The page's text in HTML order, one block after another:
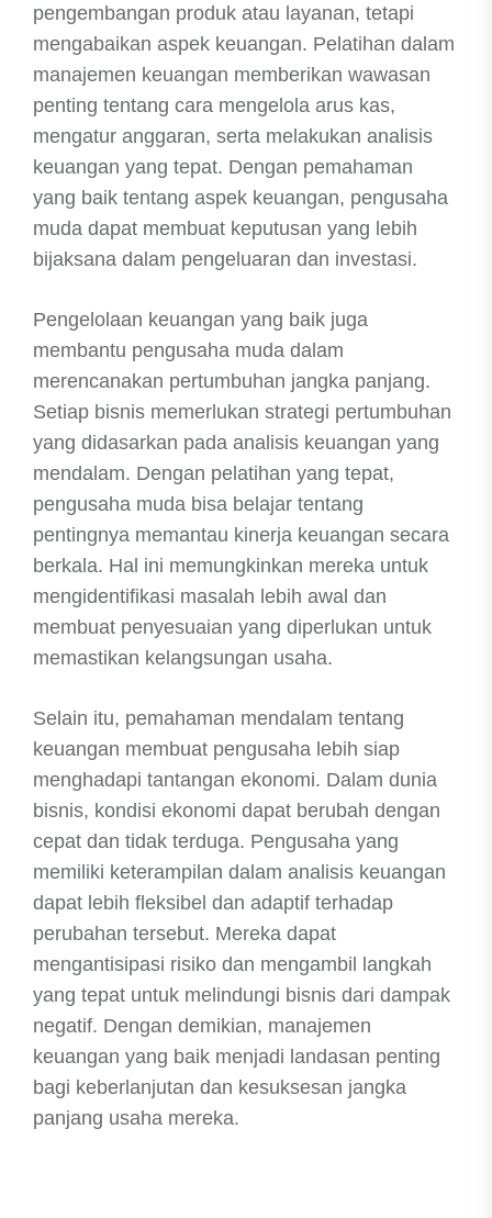
pengembangan produk atau layanan, tetapi
mengabaikan aspek keuangan. Pelatihan dalam
manajemen keuangan memberikan wawasan
penting tentang cara mengelola arus kas,
mengatur anggaran, serta melakukan analisis
keuangan yang tepat. Dengan pemahaman
yang baik tentang aspek keuangan, pengusaha
muda dapat membuat keputusan yang lebih
bijaksana dalam pengeluaran dan investasi.
Pengelolaan keuangan yang baik juga
membantu pengusaha muda dalam
merencanakan pertumbuhan jangka panjang.
Setiap bisnis memerlukan strategi pertumbuhan
yang didasarkan pada analisis keuangan yang
mendalam. Dengan pelatihan yang tepat,
pengusaha muda bisa belajar tentang
pentingnya memantau kinerja keuangan secara
berkala. Hal ini memungkinkan mereka untuk
mengidentifikasi masalah lebih awal dan
membuat penyesuaian yang diperlukan untuk
memastikan kelangsungan usaha.
Selain itu, pemahaman mendalam tentang
keuangan membuat pengusaha lebih siap
menghadapi tantangan ekonomi. Dalam dunia
bisnis, kondisi ekonomi dapat berubah dengan
cepat dan tidak terduga. Pengusaha yang
memiliki keterampilan dalam analisis keuangan
dapat lebih fleksibel dan adaptif terhadap
perubahan tersebut. Mereka dapat
mengantisipasi risiko dan mengambil langkah
yang tepat untuk melindungi bisnis dari dampak
negatif. Dengan demikian, manajemen
keuangan yang baik menjadi landasan penting
bagi keberlanjutan dan kesuksesan jangka
panjang usaha mereka.